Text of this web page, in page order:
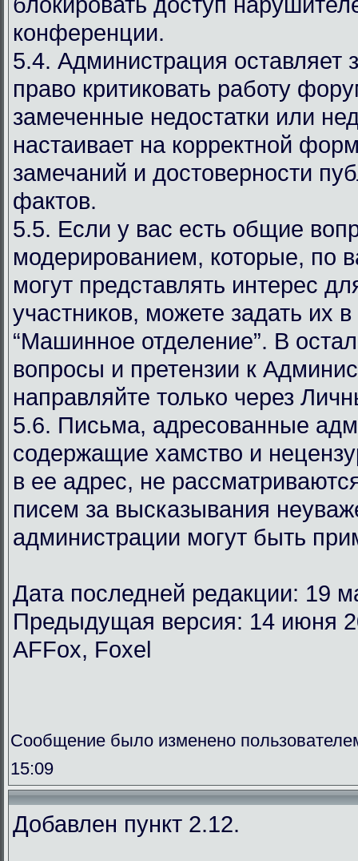
конференции.
5.4. Администрация оставляет
право критиковать работу
замеченные недостатки или
настаивает на корректной
замечаний и достоверности
фактов.
5.5. Если у вас есть общие
модерированием, которые, по
могут представлять интерес
участников, можете задать их
“Машинное отделение”. В
вопросы и претензии к
направляйте только через
5.6. Письма, адресованные
содержащие хамство и
в ее адрес, не
писем за высказывания
администрации могут быть
Дата последней редакции: 19
Предыдущая версия: 14 июня
AFFox, Foxel
Сообщение было изменено
15:09
Добавлен пункт 2.12.